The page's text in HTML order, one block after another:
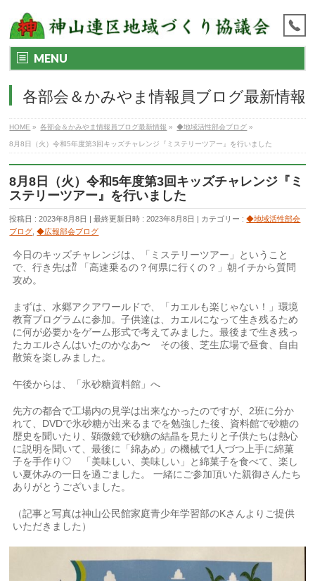
MENU
各部会＆かみやま情報員ブログ最新情報
HOME » 各部会＆かみやま情報員ブログ最新情報 » ◆地域活性部会ブログ »
8月8日（火）令和5年度第3回キッズチャレンジ『ミステリーツアー』を行いました
8月8日（火）令和5年度第3回キッズチャレンジ『ミ
ステリーツアー』を行いました
投稿日 : 2023年8月8日 最終更新日時 : 2023年8月8日 カテゴリー :◆地域活性部会
ブログ ,◆広報部会ブログ
今日のキッズチャレンジは、「ミステリーツアー」ということ
で、行き先は⁇ 「高速乗るの？何県に行くの？」朝イチから質問
攻め。
まずは、水郷アクアワールドで、「カエルも楽じゃない！」環境
教育ブログラムに参加。子供達は、カエルになって生き残るため
に何が必要かをゲーム形式で考えてみました。最後まで生き残っ
たカエルさんはいたのかなあ〜 その後、芝生広場で昼食、自由
散策を楽しみました。
午後からは、「氷砂糖資料館」へ
先方の都合で工場内の見学は出来なかったのですが、2班に分か
れて、DVDで氷砂糖が出来るまでを勉強した後、資料館で砂糖の
歴史を聞いたり、顕微鏡で砂糖の結晶を見たりと子供たちは熱心
に説明を聞いて、最後に「綿あめ」の機械で1人づつ上手に綿菓
子を手作り♡ 「美味しい、美味しい」と綿菓子を食べて、楽し
い夏休みの一日を過ごました。 一緒にご参加頂いた親御さんたち
ありがとうございました。
（記事と写真は神山公民館家庭青少年学習部のKさんよりご提供
いただきました）